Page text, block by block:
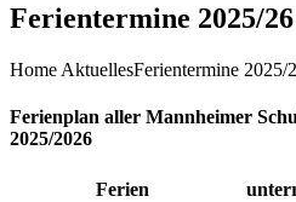
Ferientermine 2025/
Home AktuellesFerientermine 2025/
Ferienplan aller Mannheimer
2025/2026
Ferien